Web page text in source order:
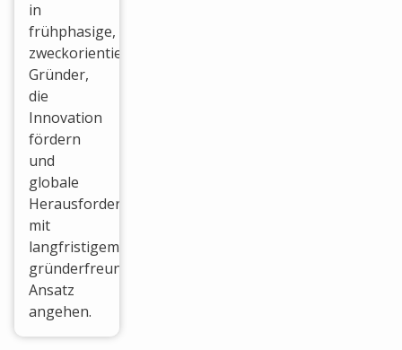
in
frühphasige,
zweckorientierte
Gründer,
die
Innovation
fördern
und
globale
Herausforderungen
mit
langfristigem,
gründerfreundlichem
Ansatz
angehen.